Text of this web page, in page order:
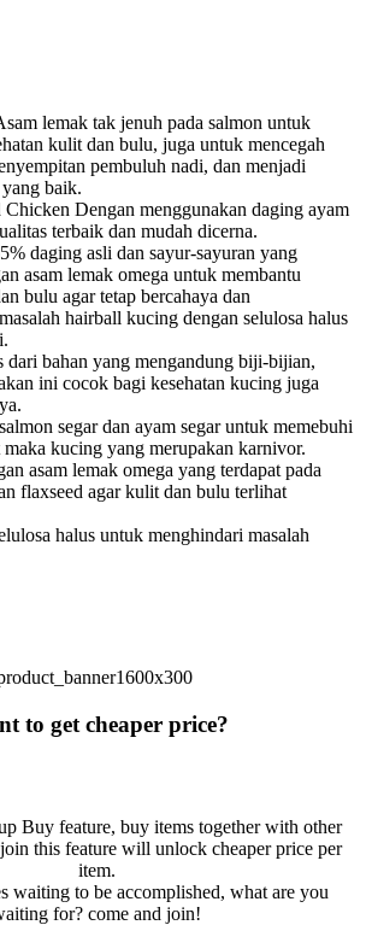
lemak tak jenuh pada salmon untuk
kulit dan bulu, juga untuk mencegah
pembuluh nadi, dan menjadi
baik.
Chicken Dengan menggunakan daging ayam
terbaik dan mudah dicerna.
daging asli dan sayur-sayuran yang
asam lemak omega untuk membantu
bulu agar tetap bercahaya dan
hairball kucing dengan selulosa halus
dari bahan yang mengandung biji-bijian,
ini cocok bagi kesehatan kucing juga
segar dan ayam segar untuk memebuhi
kucing yang merupakan karnivor.
asam lemak omega yang terdapat pada
flaxseed agar kulit dan bulu terlihat
halus untuk menghindari masalah
to get cheaper price?
Buy feature, buy items together with other
this feature will unlock cheaper price per
item.
waiting to be accomplished, what are you
for? come and join!